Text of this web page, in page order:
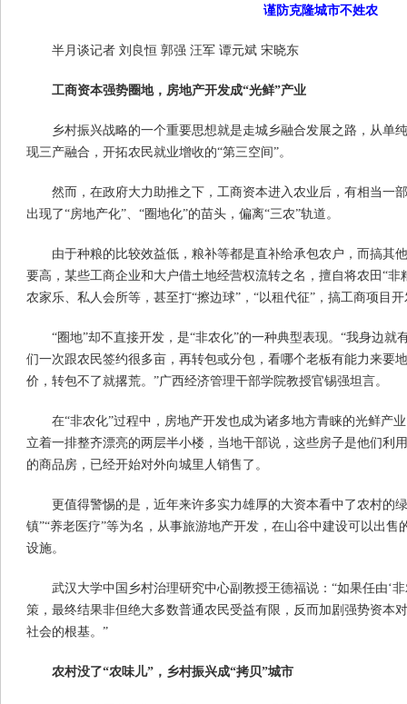
谨防克隆城市不姓农
半月谈记者 刘良恒 郭强 汪军 谭元斌 宋晓东
工商资本强势圈地，房地产开发成“光鲜”产业
乡村振兴战略的一个重要思想就是走城乡融合发展之路，从单
现三产融合，开拓农民就业增收的“第三空间”。
然而，在政府大力助推之下，工商资本进入农业后，有相当一
出现了“房地产化”、“圈地化”的苗头，偏离“三农”轨道。
由于种粮的比较效益低，粮补等都是直补给承包农户，而搞其
要高，某些工商企业和大户借土地经营权流转之名，擅自将农田“非
农家乐、私人会所等，甚至打“擦边球”，“以租代征”，搞工商项目开
“圈地”却不直接开发，是“非农化”的一种典型表现。“我身边就
们一次跟农民签约很多亩，再转包或分包，看哪个老板有能力来要
价，转包不了就撂荒。”广西经济管理干部学院教授官锡强坦言。
在“非农化”过程中，房地产开发也成为诸多地方青睐的光鲜产
立着一排整齐漂亮的两层半小楼，当地干部说，这些房子是他们利
的商品房，已经开始对外向城里人销售了。
更值得警惕的是，近年来许多实力雄厚的大资本看中了农村的
镇”“养老医疗”等为名，从事旅游地产开发，在山谷中建设可以出售
设施。
武汉大学中国乡村治理研究中心副教授王德福说：“如果任由‘
策，最终结果非但绝大多数普通农民受益有限，反而加剧强势资本
社会的根基。”
农村没了“农味儿”，乡村振兴成“拷贝”城市